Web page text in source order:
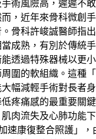
術風險高，遲遲不
，近年來骨科微創
骨科許峻誠醫師指
成熟，有別於傳統
透過特殊器械以更
圍的軟組織。這種「
幅減輕手術對長者
疼痛感的最重要關
肉流失及心肺功能
速康復整合照護」